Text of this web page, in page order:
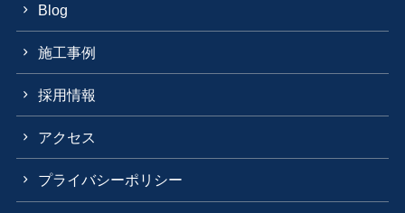
Blog
施工事例
採用情報
アクセス
プライバシーポリシー